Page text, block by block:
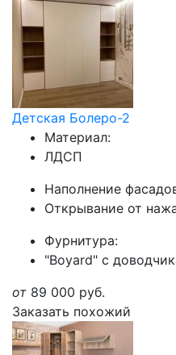
Детская Болеро-2
Материал:
ЛДСП
Наполнение
Открывание от
Фурнитура:
"Boyard" с
от 89 000 руб.
Заказать похожий